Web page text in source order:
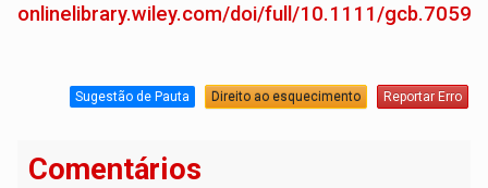
onlinelibrary.wiley.com/doi/full/10.1111/gcb.70595
Sugestão de Pauta Direito ao esquecimento Reportar Erro
Comentários